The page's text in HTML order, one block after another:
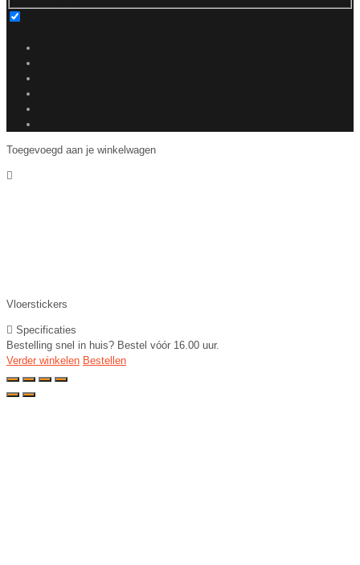
Toegevoegd aan je winkelwagen
Vloerstickers
Specificaties
Bestelling snel in huis? Bestel vóór 16.00 uur.
Verder winkelen Bestellen